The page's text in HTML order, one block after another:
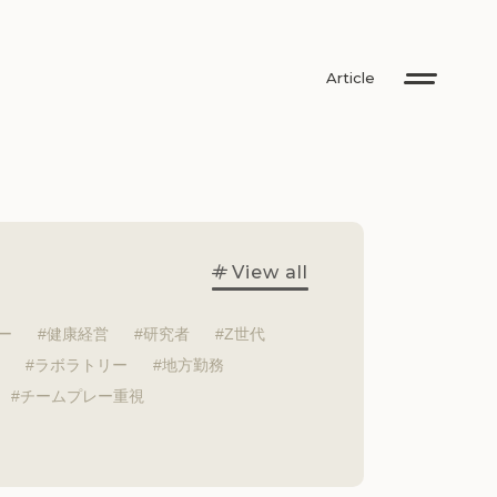
Article
健康経営 研究者
Z世代
ラボラトリー
地方勤務
チームプレー重視
View all